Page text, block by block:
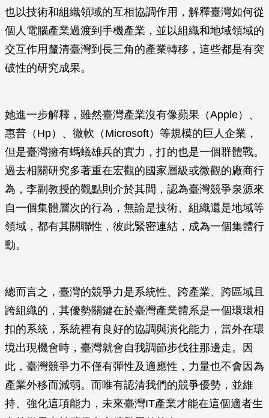
也以技術和組織領域的互相協調作用，解釋臺灣如何從
個人電腦產業過渡到手機產業，並以組織和地域領域的
交互作用釐清臺灣到長三角的產業轉移，這些都是有突
破性的研究成果。
她進一步解釋，雖然臺灣產業沒有像蘋果（Apple）、
惠普（Hp）、微軟（Microsoft）等規模的巨人企業，
但是臺灣擁有螞蟻雄兵的實力，打的也是一個群體戰。
過去相關研究多著重在宏觀的國家層級或微觀的廠商行
為，李副教授的觀點則介於其間，認為臺灣競爭泉源來
自一個集體層次的行為，無論是技術、組織還是地域等
領域，都有其關聯性，彼此緊密連結，成為一個集體行
動。
總而言之，臺灣的競爭力是系統性、跨產業、跨區域且
跨組織的，其優勢關鍵在於臺灣產業體系是一個環環相
扣的系統，系統裡有良好的協調與演化能力，當外在環
境出現機會時，臺灣就會自我調節步伐往那邊走。因
此，臺灣競爭力不僅有彈性及適應性，力量也不會因為
產業外移而減弱。而唯有認清我們的競爭優勢，並維
持、強化這項能力，未來臺灣IT產業才能在這個適者生